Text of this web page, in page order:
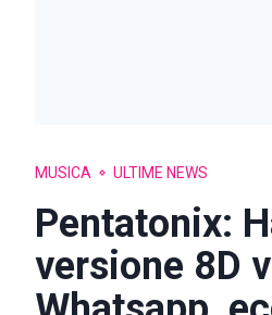
MUSICA ULTIME NEWS
Pentatonix:
versione 8D